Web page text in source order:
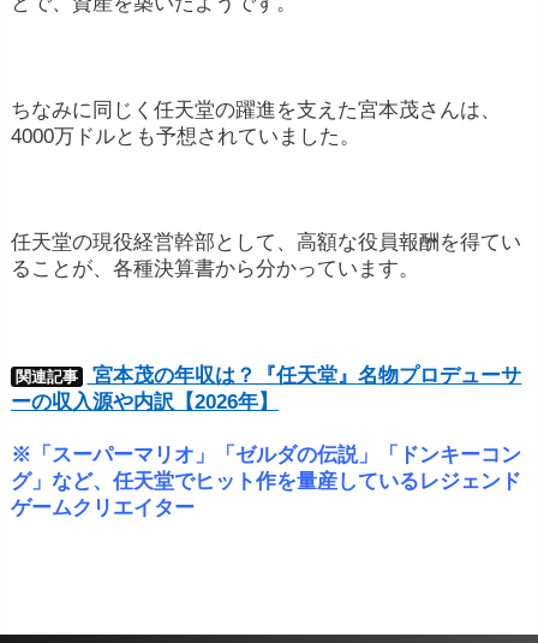
ちなみに同じく任天堂の躍進を支えた宮本茂さんは、
4000万ドルとも予想されていました。
任天堂の現役経営幹部として、高額な役員報酬を得てい
ることが、各種決算書から分かっています。
関連記事
宮本茂の年収は？『任天堂』名物プロデューサ
ーの収入源や内訳【2026年】
※「スーパーマリオ」「ゼルダの伝説」「ドンキーコン
グ」など、任天堂でヒット作を量産しているレジェンド
ゲームクリエイター